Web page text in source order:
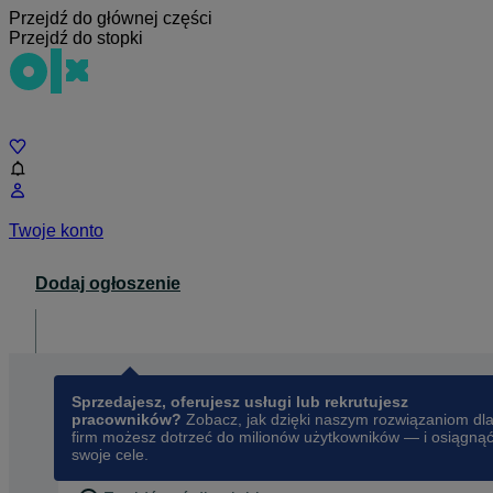
Przejdź do głównej części
Przejdź do stopki
Twoje konto
Dodaj ogłoszenie
Sprzedajesz, oferujesz usługi lub rekrutujesz
pracowników? Zobacz, jak dzięki naszym rozwiązaniom dla
firm możesz dotrzeć do milionów użytkowników — i osiągnąć
swoje cele.